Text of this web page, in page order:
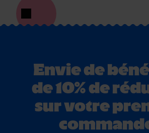
Envie de
de 10% de
sur votre